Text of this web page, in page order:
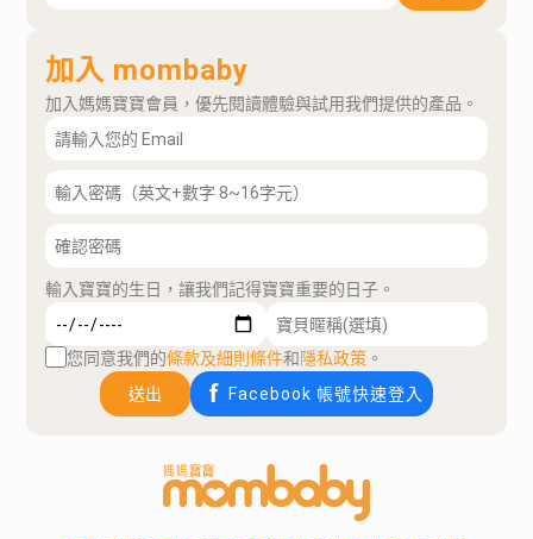
加入 mombaby
加入媽媽寶寶會員，優先閱讀體驗與試用我們提供的產品。
輸入寶寶的生日，讓我們記得寶寶重要的日子。
您同意我們的條款及細則條件和隱私政策 。
送出
Facebook 帳號快速登入